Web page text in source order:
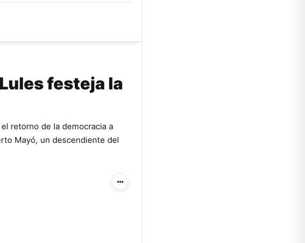
festeja la
retorno de la democracia a
Mayó, un descendiente del
Más acciones